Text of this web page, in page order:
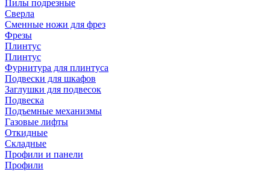
Пилы подрезные
Сверла
Сменные ножи для фрез
Фрезы
Плинтус
Плинтус
Фурнитура для плинтуса
Подвески для шкафов
Заглушки для подвесок
Подвеска
Подъемные механизмы
Газовые лифты
Откидные
Складные
Профили и панели
Профили